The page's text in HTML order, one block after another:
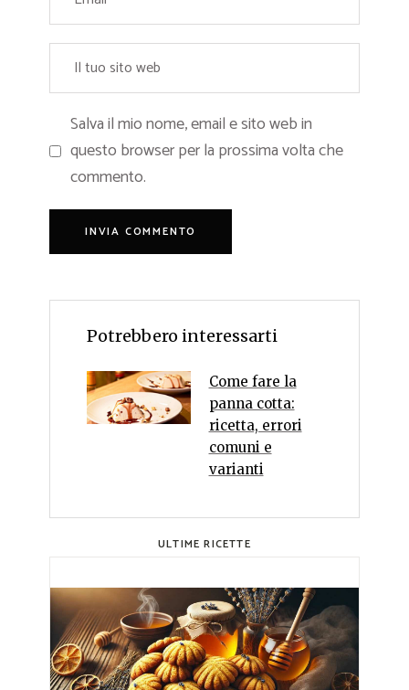
Salva il mio nome, email e sito web in
questo browser per la prossima volta che
commento.
Potrebbero interessarti
Come fare la
panna cotta:
ricetta, errori
comuni e
varianti
ULTIME RICETTE